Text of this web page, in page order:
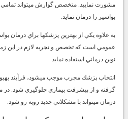
مشورت نماييد. متخصص گوارش ميتواند تمامي
بواسير را درمان نمايد.
به علاوه يكي از بهترين پزشكها براي درمان
عمومي است كه تخصص و تجربه لازم در اين
نوين درماني استفاده نمايد.
انتخاب پزشك مجرب موجب ميشود، فرآيند
گرفته و از پيشرفت بيماري جلوگيري شود. در
درمان ميتواند با مشكلاتي جديد روبه رو شود.